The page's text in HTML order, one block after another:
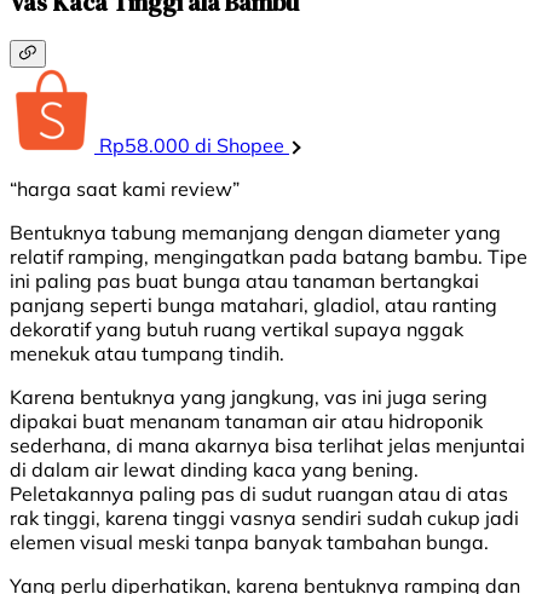
Rp58.000 di Shopee
“harga saat kami review”
Bentuknya tabung memanjang dengan diameter yang
relatif ramping, mengingatkan pada batang bambu. Tipe
ini paling pas buat bunga atau tanaman bertangkai
panjang seperti bunga matahari, gladiol, atau ranting
dekoratif yang butuh ruang vertikal supaya nggak
menekuk atau tumpang tindih.
Karena bentuknya yang jangkung, vas ini juga sering
dipakai buat menanam tanaman air atau hidroponik
sederhana, di mana akarnya bisa terlihat jelas menjuntai
di dalam air lewat dinding kaca yang bening.
Peletakannya paling pas di sudut ruangan atau di atas
rak tinggi, karena tinggi vasnya sendiri sudah cukup jadi
elemen visual meski tanpa banyak tambahan bunga.
Yang perlu diperhatikan, karena bentuknya ramping dan